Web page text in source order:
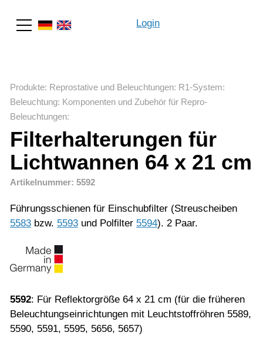
Login
Produkte: Reprostative und Beleuchtungen: R1-System:
Beleuchtung: Komponenten und Zubehör für Repro-
Beleuchtungen:
Filterhalterungen für
Lichtwannen 64 x 21 cm
Artikelnummer: 5592
Führungsschienen für Einschubfilter (Streuscheiben
5583 bzw. 5593 und Polfilter 5594). 2 Paar.
5592: Für Reflektorgröße 64 x 21 cm (für die früheren
Beleuchtungseinrichtungen mit Leuchtstoffröhren 5589,
5590, 5591, 5595, 5656, 5657)